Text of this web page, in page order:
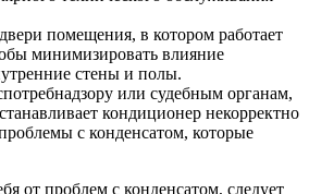
помещения, в котором работает
минимизировать влияние
стены и полы.
или судебным органам,
кондиционер некорректно
с конденсатом, которые
от проблем с конденсатом, следует